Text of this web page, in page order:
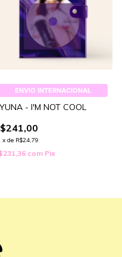
ENVIO INTERNACIONAL
- I'M NOT COOL
x de R$24,79
com Pix